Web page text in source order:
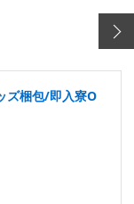
ズ梱包/即入寮O